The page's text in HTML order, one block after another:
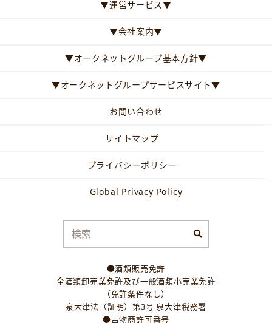
▼運営サービス▼
▼会社案内▼
▼オークネットグループ基本方針▼
▼オークネットグループサービスサイト▼
お問い合わせ
サイトマップ
プライバシーポリシー
Global Privacy Policy
●酒類販売免許
全酒類卸売業免許及び一般酒類小売業免許
（免許条件なし）
泉大津法（証明）第3号 泉大津税務署
●古物商許可番号